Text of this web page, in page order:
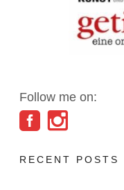
Follow me on:
RECENT POSTS